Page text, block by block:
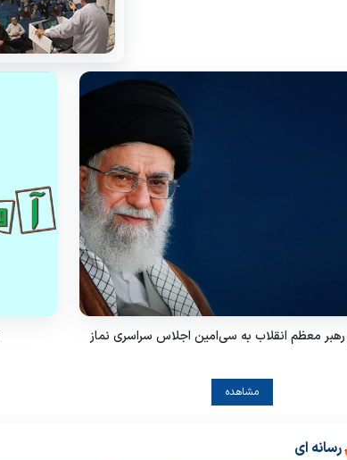
معظم انقلاب به سی‌امین اجلاس سراسری نماز
مشاهده
ای